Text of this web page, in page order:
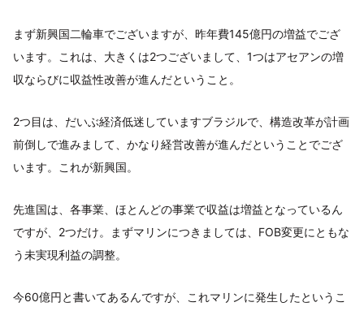
まず新興国二輪車でございますが、昨年費145億円の増益でござ
います。これは、大きくは2つございまして、1つはアセアンの増
収ならびに収益性改善が進んだということ。
2つ目は、だいぶ経済低迷していますブラジルで、構造改革が計画
前倒しで進みまして、かなり経営改善が進んだということでござ
います。これが新興国。
先進国は、各事業、ほとんどの事業で収益は増益となっているん
ですが、2つだけ。まずマリンにつきましては、FOB変更にともな
う未実現利益の調整。
今60億円と書いてあるんですが、これマリンに発生したというこ